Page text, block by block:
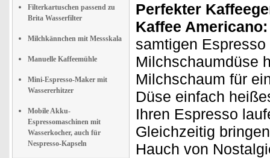
Filterkartuschen passend zu
Brita Wasserfilter
Milchkännchen mit Messskala
Manuelle Kaffeemühle
Mini-Espresso-Maker mit
Wassererhitzer
Mobile Akku-
Espressomaschinen mit
Wasserkocher, auch für
Nespresso-Kapseln
Perfekter
Kaffee Americano:
samtigen
Milchschaumdüse
Milchschaum für
Düse einfach
Ihren Espresso
Gleichzeitig
Hauch von